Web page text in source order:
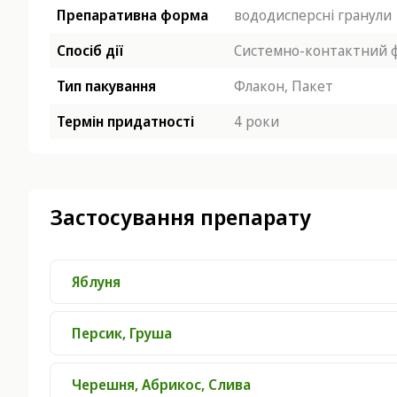
Препаративна форма
вододисперсні гранули
Спосіб дії
Системно-контактний
Тип пакування
Флакон, Пакет
Термін придатності
4 роки
Застосування препарату
Яблуня
Персик, Груша
Черешня, Абрикос, Слива